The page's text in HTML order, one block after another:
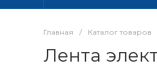
Главная / Каталог товаров
Лента